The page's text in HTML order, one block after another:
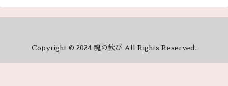
Copyright © 2024 魂の歓び All Rights Reserved.